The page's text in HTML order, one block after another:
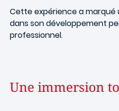
Cette expérience a
dans son développement
professionnel.
Une immersion